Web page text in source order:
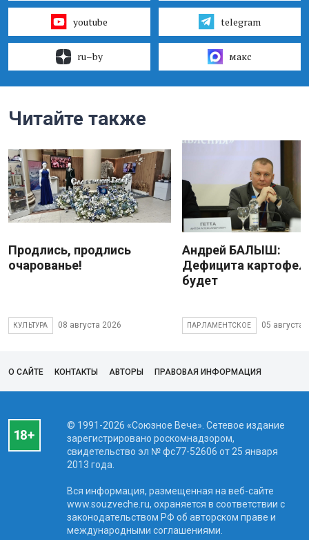
youtube telegram
ru–by макс
Читайте также
Продлись, продлись
очарованье!
КУЛЬТУРА 08 августа 2026
Андрей БАЛЫШ:
Дефицита
будет
ПАРЛАМЕНТСКОЕ 05 августа
О САЙТЕ КОНТАКТЫ АВТОРЫ ПРАВОВАЯ ИНФОРМАЦИЯ
© 1991-2026 «Союзное Вече». Сетевое издание
зарегистрировано роскомнадзором,
свидетельство эл № фc77-52606 от 25 января
2013 года.
Вся информация, размещенная на веб-сайте
www.souzveche.ru, охраняется в соответствии с
законодательством РФ об авторском праве и
международными соглашениями.